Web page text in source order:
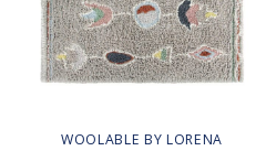
WOOLABLE BY LORENA